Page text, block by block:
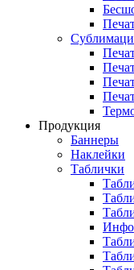
Продукция
Баннеры
Наклейки
Таблички